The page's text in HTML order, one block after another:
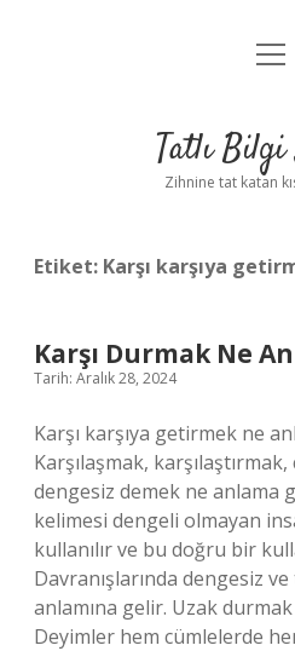
Yasal
Tatlı Bilgi
Zihnine tat katan
Etiket: Karşı karşıya
Karşı Durmak Ne
Tarih: Aralık 28, 2024
Karşı karşıya getirmek ne
Karşılaşmak,
dengesiz demek ne anlama
kelimesi dengeli olmayan
kullanılır ve bu doğru bir
Davranışlarında dengesiz
anlamına gelir. Uzak
Deyimler hem cümlelerde